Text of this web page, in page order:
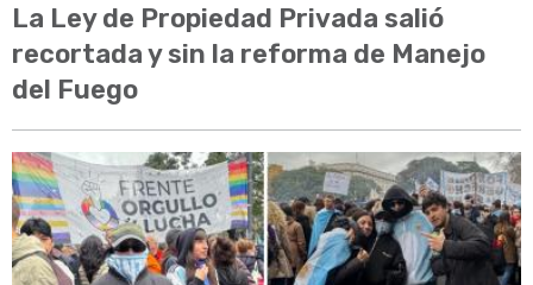
La Ley de Propiedad Privada salió
recortada y sin la reforma de Manejo
del Fuego